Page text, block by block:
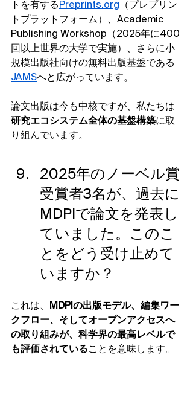
トを有するPreprints.org （プレプリン
トプラットフォーム）、Academic
Publishing Workshop（2025年に400
回以上世界の大学で実施）、さらに小
規模出版社向けの無料出版基盤である
JAMSへと広がっています。
論文出版は今も中核ですが、私たちは
研究エコシステム全体の基盤構築に取
り組んでいます。
2025年のノーベル賞
受賞者3名が、過去に
MDPIで論文を発表し
ていました。このこ
とをどう受け止めて
いますか？
これは、 MDPIの出版モデル、編集ワー
クフロー、そしてオープンアクセスへ
の取り組みが、科学界の最高レベルで
も評価されていることを意味します。